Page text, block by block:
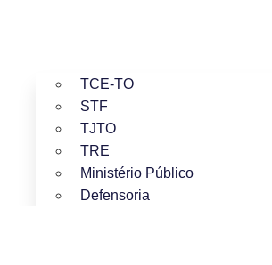
TCE-TO
STF
TJTO
TRE
Ministério Público
Defensoria